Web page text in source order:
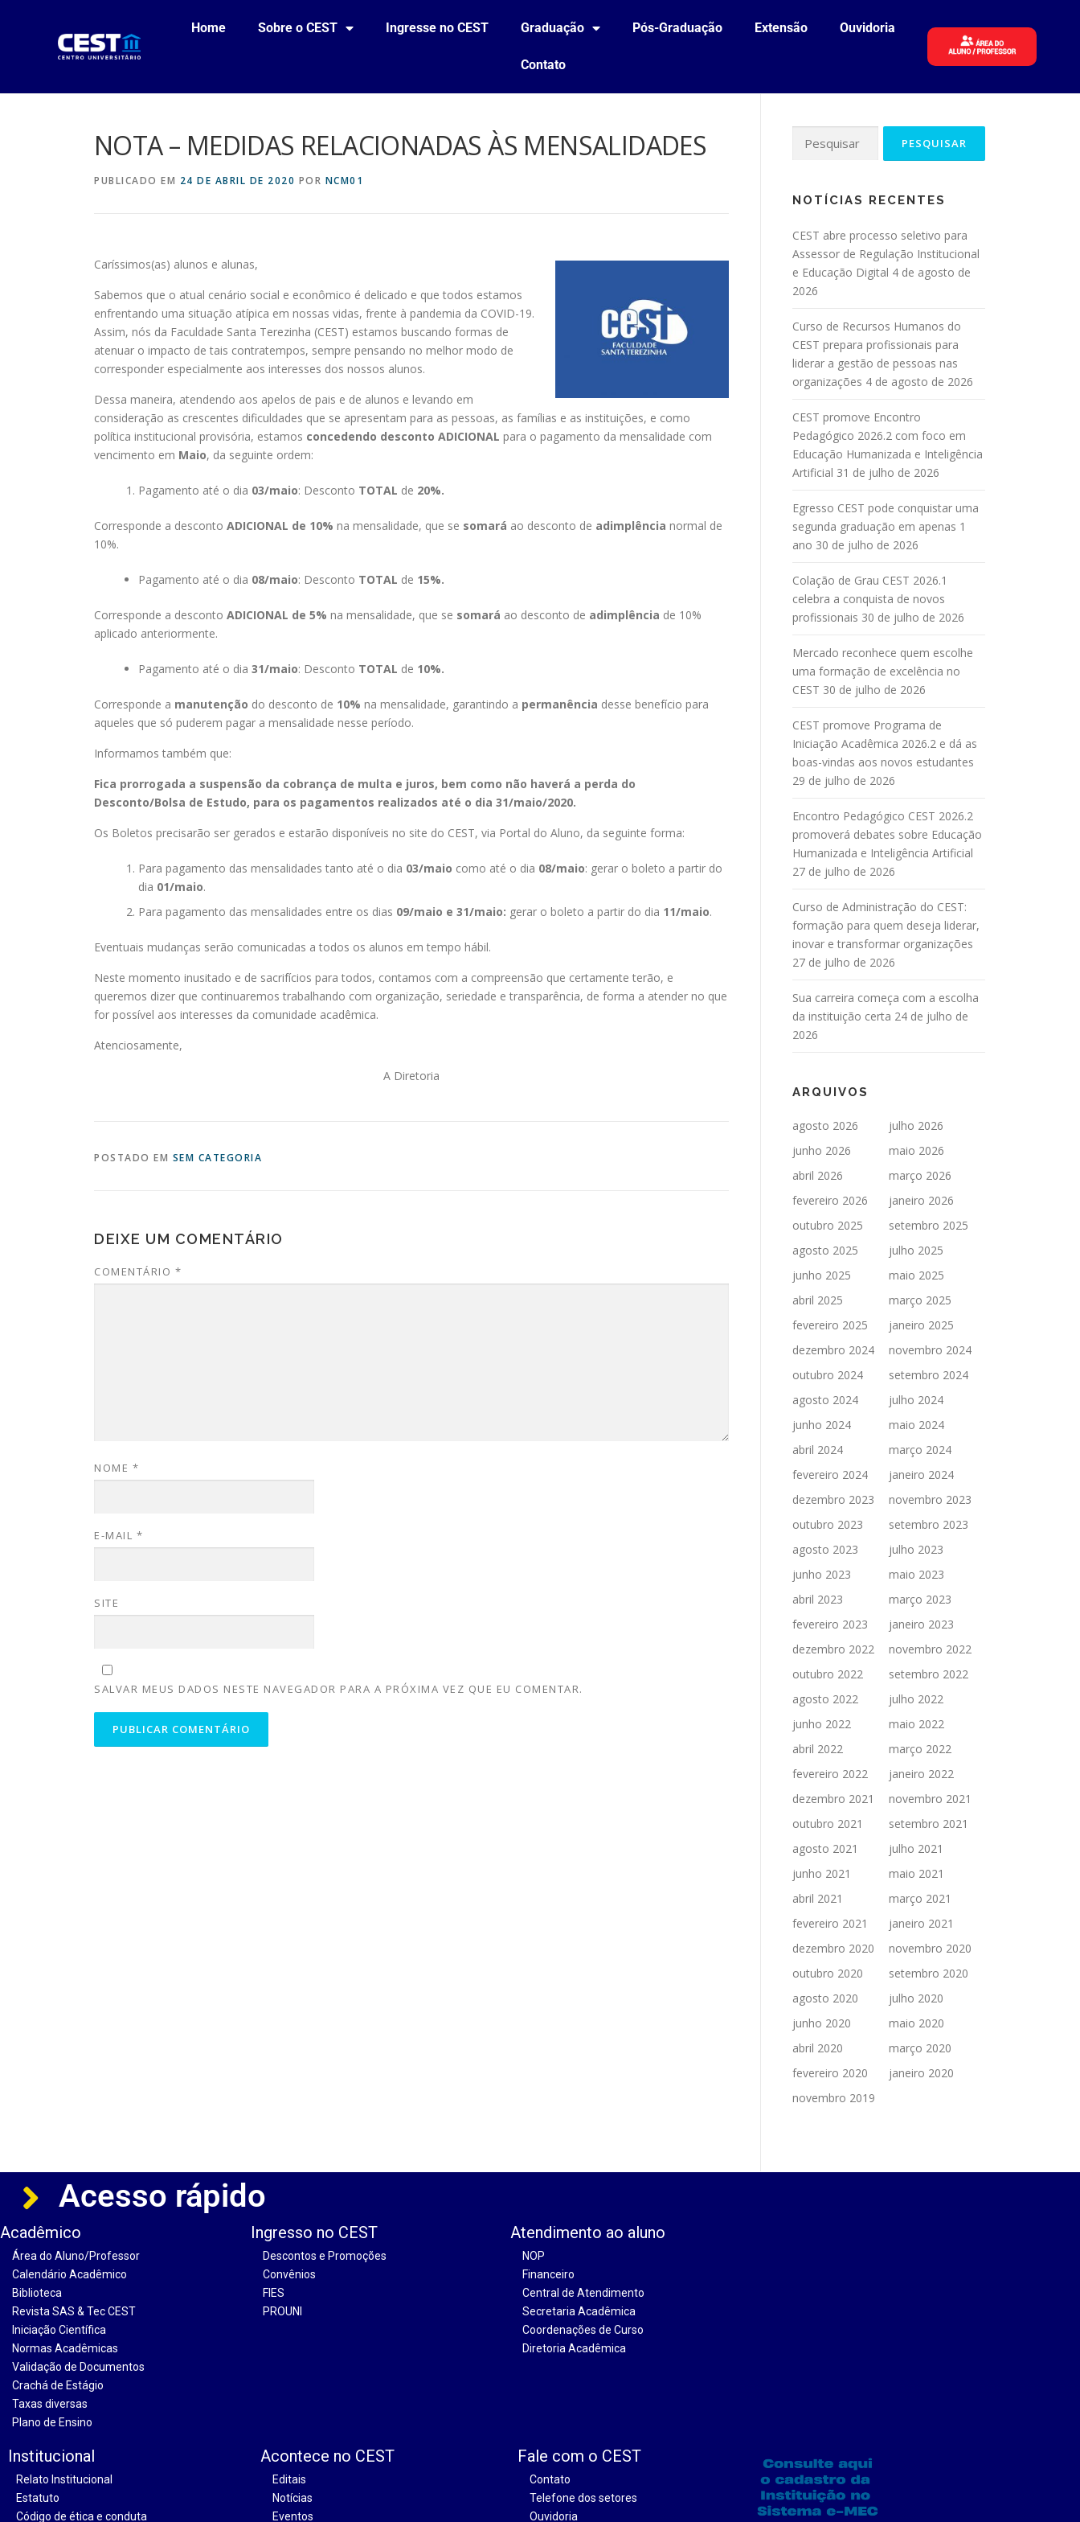
Home Sobre o CEST Ingresse no CEST Graduação Pós-Graduação Extensão Ouvidoria
Contato
NOTA – MEDIDAS RELACIONADAS ÀS MENSALIDADES
PUBLICADO EM 24 DE ABRIL DE 2020 POR NCM01
Caríssimos(as) alunos e alunas,
Sabemos que o atual cenário social e econômico é delicado e que todos estamos
enfrentando uma situação atípica em nossas vidas, frente à pandemia da COVID-19.
Assim, nós da Faculdade Santa Terezinha (CEST) estamos buscando formas de
atenuar o impacto de tais contratempos, sempre pensando no melhor modo de
corresponder especialmente aos interesses dos nossos alunos.
Dessa maneira, atendendo aos apelos de pais e de alunos e levando em
consideração as crescentes dificuldades que se apresentam para as pessoas, as famílias e as instituições, e como
política institucional provisória, estamos concedendo desconto ADICIONAL para o pagamento da mensalidade com
vencimento em Maio, da seguinte ordem:
Pagamento até o dia 03/maio: Desconto TOTAL de 20%.
Corresponde a desconto ADICIONAL de 10% na mensalidade, que se somará ao desconto de adimplência normal de
10%.
Pagamento até o dia 08/maio: Desconto TOTAL de 15%.
Corresponde a desconto ADICIONAL de 5% na mensalidade, que se somará ao desconto de adimplência de 10%
aplicado anteriormente.
Pagamento até o dia 31/maio: Desconto TOTAL de 10%.
Corresponde a manutenção do desconto de 10% na mensalidade, garantindo a permanência desse benefício para
aqueles que só puderem pagar a mensalidade nesse período.
Informamos também que:
Fica prorrogada a suspensão da cobrança de multa e juros, bem como não haverá a perda do
Desconto/Bolsa de Estudo, para os pagamentos realizados até o dia 31/maio/2020.
Os Boletos precisarão ser gerados e estarão disponíveis no site do CEST, via Portal do Aluno, da seguinte forma:
Para pagamento das mensalidades tanto até o dia 03/maio como até o dia 08/maio: gerar o boleto a partir do
dia 01/maio.
Para pagamento das mensalidades entre os dias 09/maio e 31/maio: gerar o boleto a partir do dia 11/maio.
Eventuais mudanças serão comunicadas a todos os alunos em tempo hábil.
Neste momento inusitado e de sacrifícios para todos, contamos com a compreensão que certamente terão, e
queremos dizer que continuaremos trabalhando com organização, seriedade e transparência, de forma a atender no que
for possível aos interesses da comunidade acadêmica.
Atenciosamente,
A Diretoria
POSTADO EM SEM CATEGORIA
DEIXE UM COMENTÁRIO
COMENTÁRIO *
NOME *
E-MAIL *
SITE
SALVAR MEUS DADOS NESTE NAVEGADOR PARA A PRÓXIMA VEZ QUE EU COMENTAR.
NOTÍCIAS RECENTES
CEST abre processo seletivo para
Assessor de Regulação Institucional
e Educação Digital 4 de agosto de
2026
Curso de Recursos Humanos do
CEST prepara profissionais para
liderar a gestão de pessoas nas
organizações 4 de agosto de 2026
CEST promove Encontro
Pedagógico 2026.2 com foco em
Educação Humanizada e Inteligência
Artificial 31 de julho de 2026
Egresso CEST pode conquistar uma
segunda graduação em apenas 1
ano 30 de julho de 2026
Colação de Grau CEST 2026.1
celebra a conquista de novos
profissionais 30 de julho de 2026
Mercado reconhece quem escolhe
uma formação de excelência no
CEST 30 de julho de 2026
CEST promove Programa de
Iniciação Acadêmica 2026.2 e dá as
boas-vindas aos novos estudantes
29 de julho de 2026
Encontro Pedagógico CEST 2026.2
promoverá debates sobre Educação
Humanizada e Inteligência Artificial
27 de julho de 2026
Curso de Administração do CEST:
formação para quem deseja liderar,
inovar e transformar organizações
27 de julho de 2026
Sua carreira começa com a escolha
da instituição certa 24 de julho de
2026
ARQUIVOS
agosto 2026
julho 2026
junho 2026
maio 2026
abril 2026
março 2026
fevereiro 2026
janeiro 2026
outubro 2025
setembro 2025
agosto 2025
julho 2025
junho 2025
maio 2025
abril 2025
março 2025
fevereiro 2025
janeiro 2025
dezembro 2024
novembro 2024
outubro 2024
setembro 2024
agosto 2024
julho 2024
junho 2024
maio 2024
abril 2024
março 2024
fevereiro 2024
janeiro 2024
dezembro 2023
novembro 2023
outubro 2023
setembro 2023
agosto 2023
julho 2023
junho 2023
maio 2023
abril 2023
março 2023
fevereiro 2023
janeiro 2023
dezembro 2022
novembro 2022
outubro 2022
setembro 2022
agosto 2022
julho 2022
junho 2022
maio 2022
abril 2022
março 2022
fevereiro 2022
janeiro 2022
dezembro 2021
novembro 2021
outubro 2021
setembro 2021
agosto 2021
julho 2021
junho 2021
maio 2021
abril 2021
março 2021
fevereiro 2021
janeiro 2021
dezembro 2020
novembro 2020
outubro 2020
setembro 2020
agosto 2020
julho 2020
junho 2020
maio 2020
abril 2020
março 2020
fevereiro 2020
janeiro 2020
novembro 2019
Acesso rápido
Acadêmico
Área do Aluno/Professor
Calendário Acadêmico
Biblioteca
Revista SAS & Tec CEST
Iniciação Científica
Normas Acadêmicas
Validação de Documentos
Crachá de Estágio
Taxas diversas
Plano de Ensino
Ingresso no CEST
Descontos e Promoções
Convênios
FIES
PROUNI
Atendimento ao aluno
NOP
Financeiro
Central de Atendimento
Secretaria Acadêmica
Coordenações de Curso
Diretoria Acadêmica
Institucional
Relato Institucional
Estatuto
Código de ética e conduta
Acontece no CEST
Editais
Notícias
Eventos
Fale com o CEST
Contato
Telefone dos setores
Ouvidoria